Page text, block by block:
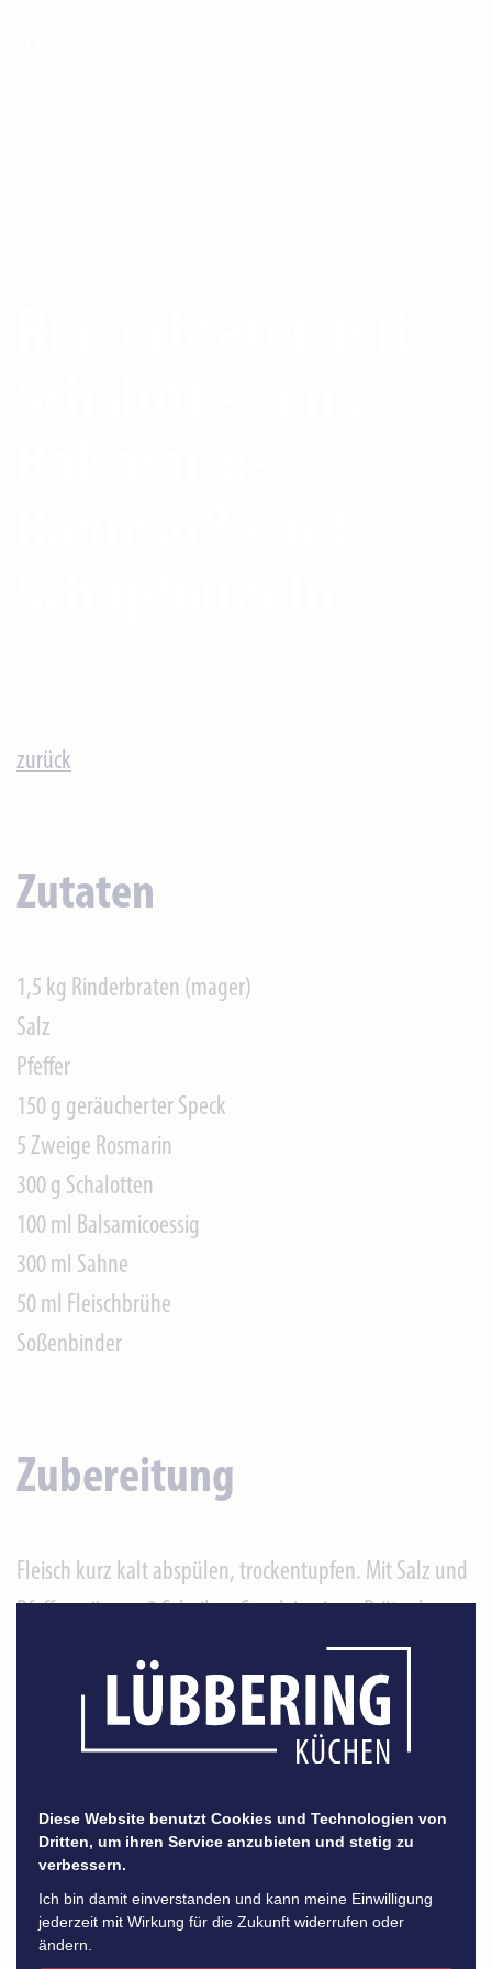
zurück
Zutaten
1,5 kg Rinderbraten (mager)
Salz
Pfeffer
150 g geräucherter Speck
5 Zweige Rosmarin
300 g Schalotten
100 ml Balsamicoessig
300 ml Sahne
50 ml Fleischbrühe
Soßenbinder
Zubereitung
Fleisch kurz kalt abspülen, trockentupfen. Mit Salz und
Pfeffer würzen. 3 Scheiben Speck in einen Bräter legen,
das Fleisch darauf geben. Die Rosmarinzweige in ca. 5
cm Stücke schneiden, 3 Stücke in den Bräter geben. Das
Fleisch dicht mit dem Rosmarin belegen, mit restlichem
Speck gleichmäßig abdecken. Von den Schalotten den
Strunk abschneiden, Schale abziehen. Die Flüssigkeit
sollte den Boden des Bräters ca. 2 cm hoch bedecken.
Intervalldampf 200°
Diese Website benutzt Cookies und Technologien von
Dritten, um ihren Service anzubieten und stetig zu
verbessern.
Ich bin damit einverstanden und kann meine Einwilligung
jederzeit mit Wirkung für die Zukunft widerrufen oder
ändern.